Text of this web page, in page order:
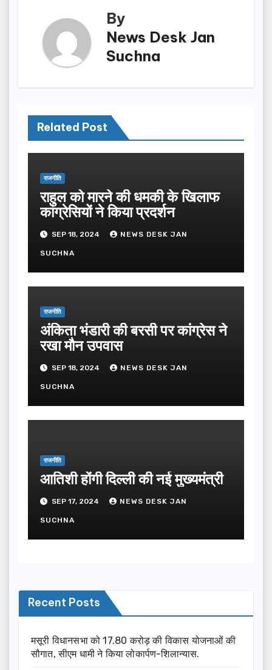
By
News Desk Jan
Suchna
Related Post
राजनीति
राहुल को मारने की धमकी के खिलाफ
कांग्रेसियों ने किया प्रदर्शन
SEP 18, 2024 NEWS DESK JAN
SUCHNA
राजनीति
अंकिता भंडारी की बरसी पर कांग्रेस ने
रखा मौन उपवास
SEP 18, 2024 NEWS DESK JAN
SUCHNA
राजनीति
आतिशी होंगी दिल्ली की नई मुख्यमंत्री
SEP 17, 2024 NEWS DESK JAN
SUCHNA
Recent Posts
मसूरी विधानसभा को 17.80 करोड़ की विकास योजनाओं की
सौगात, सीएम धामी ने किया लोकार्पण-शिलान्यास.